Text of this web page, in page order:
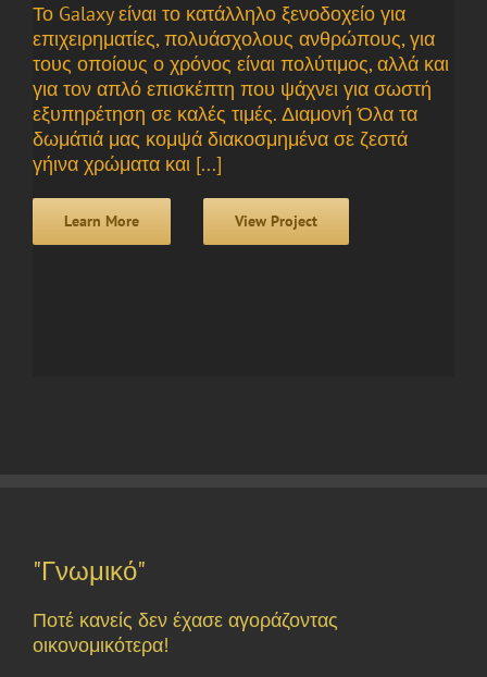
Το Galaxy είναι το κατάλληλο ξενοδοχείο για
επιχειρηματίες, πολυάσχολους ανθρώπους, για
τους οποίους ο χρόνος είναι πολύτιμος, αλλά και
για τον απλό επισκέπτη που ψάχνει για σωστή
εξυπηρέτηση σε καλές τιμές. Διαμονή Όλα τα
δωμάτιά μας κομψά διακοσμημένα σε ζεστά
γήινα χρώματα και [...]
Learn More View Project
"Γνωμικό"
Ποτέ κανείς δεν έχασε αγοράζοντας
οικονομικότερα!